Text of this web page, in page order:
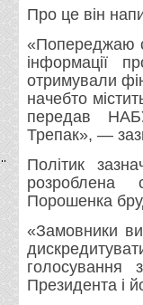
Про це він
«Попереджаю
інформації
отримували
начебто
передав
Трепак», —
Політик
розроблена
Порошенка
«Замовники
голосування
Президента і